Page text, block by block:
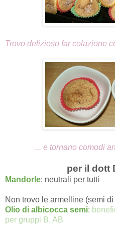
Trovo delizioso far colazione
... e tornano comodi
per il dott
Mandorle: neutrali per tutti
Non trovo le armelline (semi
Olio di albicocca semi:
per gruppi B, AB